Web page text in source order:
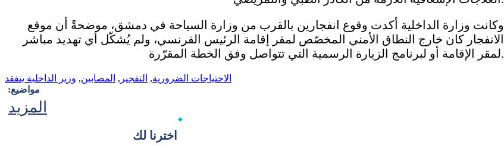
وكانت وزارة الداخلية أكدت وقوع انفجارين بالقرب من وزارة السياحة في دمشق، موضحةً أن موقع
الانفجار كان خارج النطاق الأمني المخصّص لمقر إقامة الرئيس الفرنسي، ولم يُشكّل أي تهديد مباشر
لمقر الإقامة أو لبرنامج الزيارة الرسمية التي تتواصل وفق الخطة المقرّرة.
الاحتياجات الضرورية, التفجير , المصابين, وزير الداخلية يتفقد
مواضيع:
المزيد
اخترنا لك